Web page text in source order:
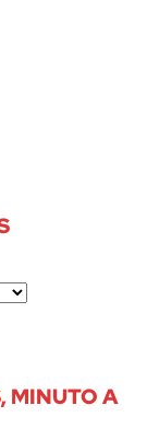
MINUTO A